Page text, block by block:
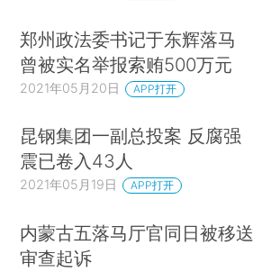
郑州政法委书记于东辉落马
曾被实名举报索贿500万元
2021年05月20日 APP打开
昆钢集团一副总投案 反腐强
震已卷入43人
2021年05月19日 APP打开
内蒙古五落马厅官同日被移送
审查起诉